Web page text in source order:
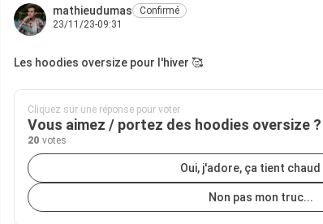
mathieudumas
Confirmé
23/11/23-09:31
Les hoodies oversize pour l'hiver 🥰
Cliquez sur une réponse pour voter
Vous aimez / portez des hoodies oversize ?
20 votes
Oui, j'adore, ça tient chaud
Non pas mon truc...